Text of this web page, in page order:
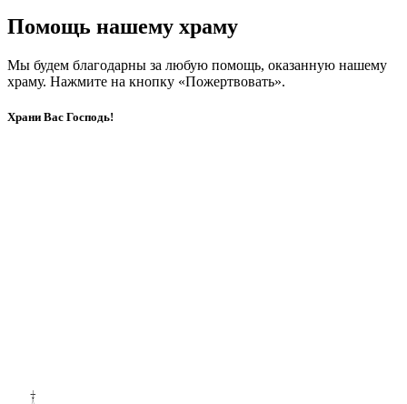
Помощь нашему храму
Мы будем благодарны за любую помощь, оказанную нашему
храму. Нажмите на кнопку «Пожертвовать».
Храни Вас Господь!